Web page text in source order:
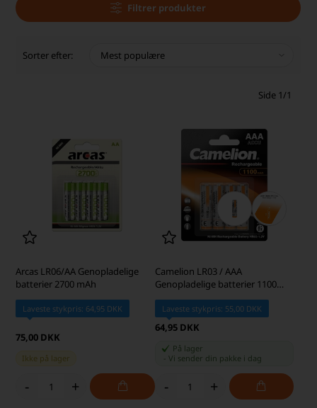
Filtrer produkter
Sorter efter:
Side 1/1
Arcas LR06/AA Genopladelige
batterier 2700 mAh
Laveste stykpris: 64,95 DKK
75,00 DKK
Ikke på lager
- +
Camelion LR03 / AAA
Genopladelige batterier 1100
mAh
Laveste stykpris: 55,00 DKK
64,95 DKK
På lager
Vi sender din pakke i dag
- +